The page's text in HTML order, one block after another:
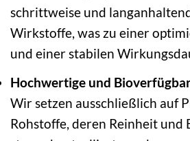
schrittweise und
Wirkstoffe, was zu einer
und einer stabilen
Hochwertige und
Wir setzen ausschließlich auf
Rohstoffe, deren Reinheit